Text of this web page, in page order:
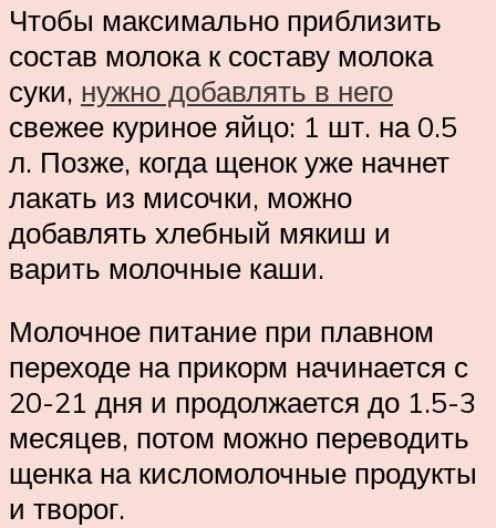
Чтобы максимально приблизить
состав молока к составу молока
суки, нужно добавлять в него
свежее куриное яйцо: 1 шт. на 0.5
л. Позже, когда щенок уже начнет
лакать из мисочки, можно
добавлять хлебный мякиш и
варить молочные каши.
Молочное питание при плавном
переходе на прикорм начинается с
20-21 дня и продолжается до 1.5-3
месяцев, потом можно переводить
щенка на кисломолочные продукты
и творог.